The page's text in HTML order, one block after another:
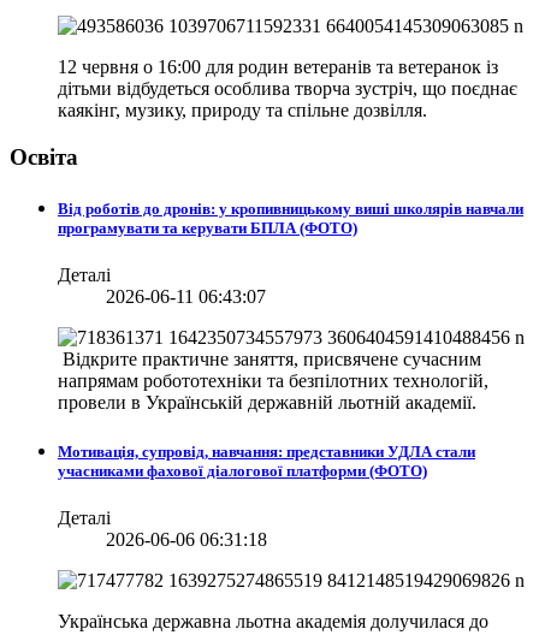
12 червня о 16:00 для родин ветеранів та ветеранок із
дітьми відбудеться особлива творча зустріч, що поєднає
каякінг, музику, природу та спільне дозвілля.
Освіта
Від роботів до дронів: у кропивницькому виші школярів навчали
програмувати та керувати БПЛА (ФОТО)
Деталі
2026-06-11 06:43:07
Відкрите практичне заняття, присвячене сучасним
напрямам робототехніки та безпілотних технологій,
провели в Українській державній льотній академії.
Мотивація, супровід, навчання: представники УДЛА стали
учасниками фахової діалогової платформи (ФОТО)
Деталі
2026-06-06 06:31:18
Українська державна льотна академія долучилася до